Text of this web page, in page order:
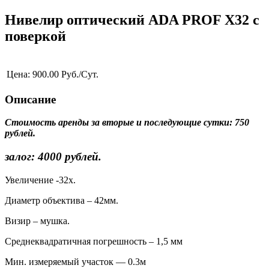
Нивелир оптический ADA PROF X32 с
поверкой
Цена: 900.00 Руб./Сут.
Описание
Стоимость аренды за вторые и последующие сутки: 750
рублей.
залог: 4000 рублей.
Увеличение -32х.
Диаметр объектива – 42мм.
Визир – мушка.
Среднеквадратичная погрешность – 1,5 мм
Мин. измеряемый участок — 0.3м